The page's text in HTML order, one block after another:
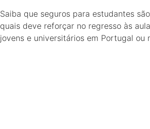
Saiba que seguros para estudantes
quais deve reforçar no regresso às
jovens e universitários em Portugal ou